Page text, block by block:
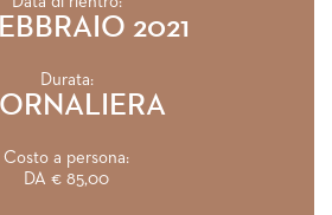
2021
Durata:
Costo a persona:
DA € 85,00